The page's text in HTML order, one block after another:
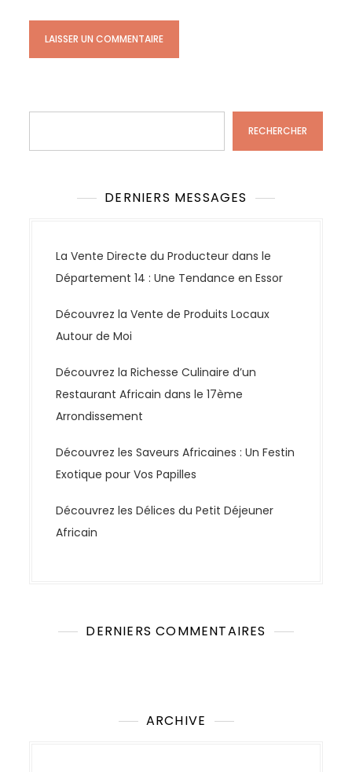
RECHERCHER
DERNIERS MESSAGES
La Vente Directe du Producteur dans le
Département 14 : Une Tendance en Essor
Découvrez la Vente de Produits Locaux
Autour de Moi
Découvrez la Richesse Culinaire d’un
Restaurant Africain dans le 17ème
Arrondissement
Découvrez les Saveurs Africaines : Un Festin
Exotique pour Vos Papilles
Découvrez les Délices du Petit Déjeuner
Africain
DERNIERS COMMENTAIRES
ARCHIVE